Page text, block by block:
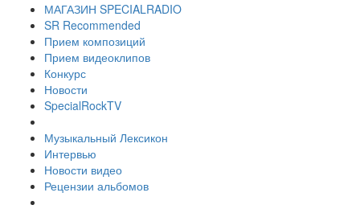
МАГАЗИН SPECIALRADIO
SR Recommended
Прием композиций
Прием видеоклипов
Конкурс
Новости
SpecialRockTV
Музыкальный Лексикон
Интервью
Новости видео
Рецензии альбомов